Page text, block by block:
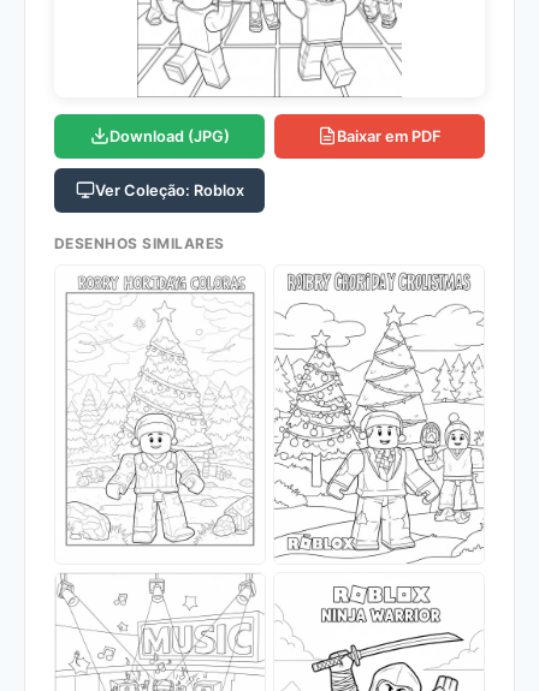
Download (JPG) Baixar em PDF
Ver Coleção: Roblox
DESENHOS SIMILARES